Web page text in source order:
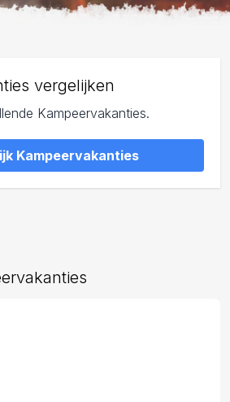
vergelijken
Kampeervakanties.
Kampeervakanties